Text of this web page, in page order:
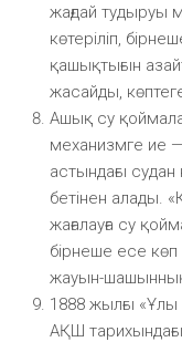
жағдай тудыруы
көтеріліп,
қашықтығын
жасайды,
Ашық су
механизмге ие
астындағы
бетінен алады.
жағалауға су
бірнеше есе көп
жауын-
1888 жылғы «Ұлы
АҚШ